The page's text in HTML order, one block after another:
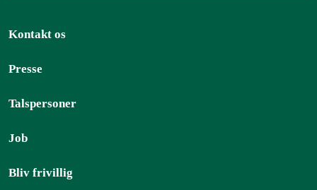
Kontakt os
Presse
Talspersoner
Job
Bliv frivillig